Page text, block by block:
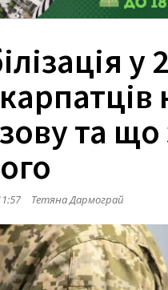
у
та що
Тетяна Дармограй